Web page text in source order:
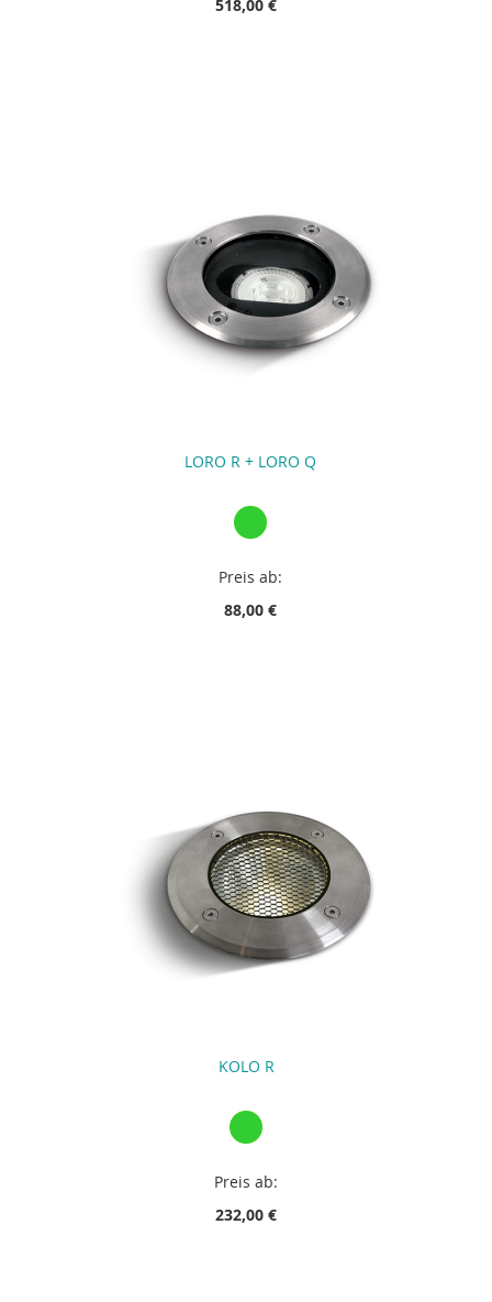
518,00 €
LORO R + LORO Q
Preis ab:
88,00 €
KOLO R
Preis ab:
232,00 €